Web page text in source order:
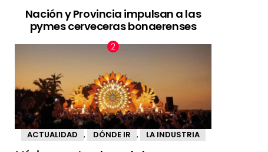
Nación y Provincia impulsan a las
pymes cerveceras bonaerenses
ACTUALIDAD DÓNDE IR LA INDUSTRIA